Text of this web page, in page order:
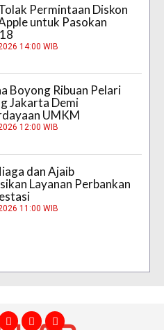
Permintaan Diskon
untuk Pasokan
14:00 WIB
Boyong Ribuan Pelari
Jakarta Demi
UMKM
12:00 WIB
dan Ajaib
Layanan Perbankan
11:00 WIB